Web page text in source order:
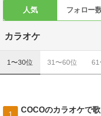
人気 フォロー
カラオケ
1〜30位 31〜60位 61
1
COCOのカラオケで